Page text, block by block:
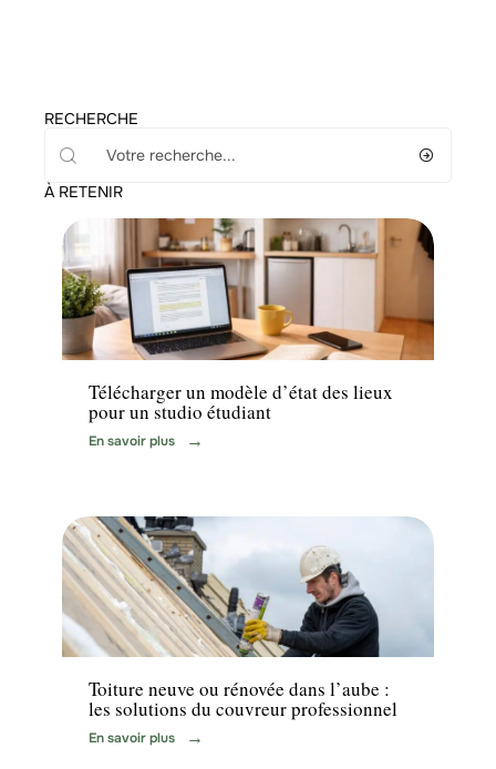
RECHERCHE
À RETENIR
Immo
Télécharger un modèle d’état des lieux
pour un studio étudiant
En savoir plus
Travaux
Toiture neuve ou rénovée dans l’aube :
les solutions du couvreur professionnel
En savoir plus